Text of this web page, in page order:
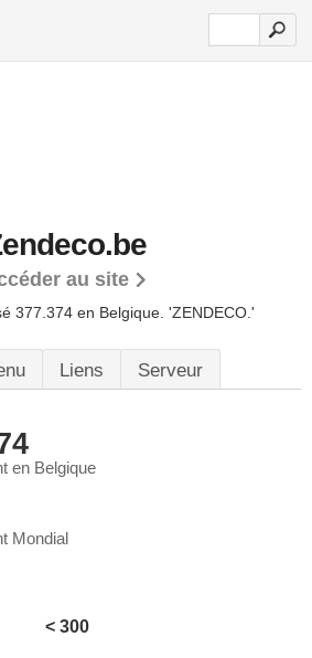
au site
377.374 en Belgique. 'ZENDECO.'
Liens Serveur
en Belgique
Mondial
< 300